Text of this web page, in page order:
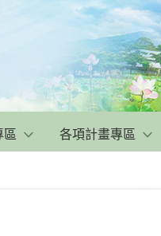
區 各項計畫專區